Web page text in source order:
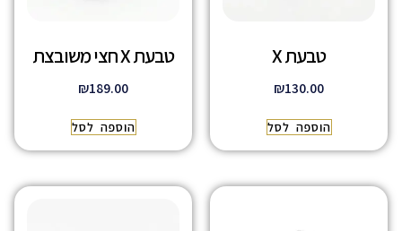
טבעת X
₪130.00
הוספה לסל
טבעת X חצי משובצת
₪189.00
הוספה לסל